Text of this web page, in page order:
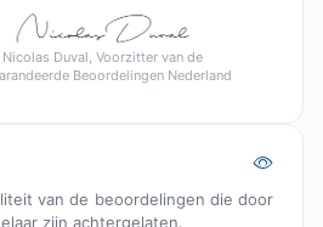
Nicolas Duval, Voorzitter van de
Beoordelingen Nederland
van de beoordelingen die door
zijn achtergelaten.